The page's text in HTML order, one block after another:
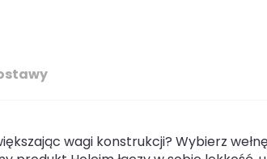
wagi konstrukcji? Wybierz